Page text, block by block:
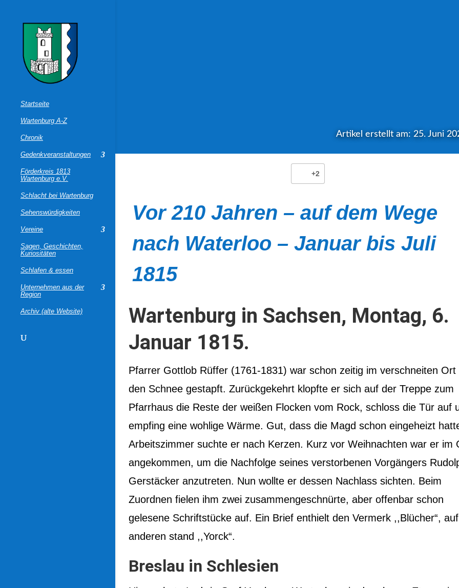
Startseite
Wartenburg A-Z
Chronik
Gedenkveranstaltungen
Förderkreis 1813
Wartenburg e.V.
Schlacht bei Wartenburg
Sehenswürdigkeiten
Vereine
Sagen, Geschichten,
Kuriositäten
Schlafen & essen
Unternehmen aus der
Region
Archiv (alte Website)
Artikel erstellt am: 25. Juni
+2
Vor 210 Jahren – auf dem Wege
nach Waterloo – Januar bis Juli
1815
Wartenburg in Sachsen, Montag, 6.
Januar 1815.
Pfarrer Gottlob Rüffer (1761-1831) war schon zeitig im verschneiten Ort
den Schnee gestapft. Zurückgekehrt klopfte er sich auf der Treppe zum
Pfarrhaus die Reste der weißen Flocken vom Rock, schloss die Tür auf
empfing eine wohlige Wärme. Gut, dass die Magd schon eingeheizt
Arbeitszimmer suchte er nach Kerzen. Kurz vor Weihnachten war er im
angekommen, um die Nachfolge seines verstorbenen Vorgängers
Gerstäcker anzutreten. Nun wollte er dessen Nachlass sichten. Beim
Zuordnen fielen ihm zwei zusammengeschnürte, aber offenbar schon
gelesene Schriftstücke auf. Ein Brief enthielt den Vermerk ,,Blücher“,
anderen stand ,,Yorck“.
Breslau in Schlesien